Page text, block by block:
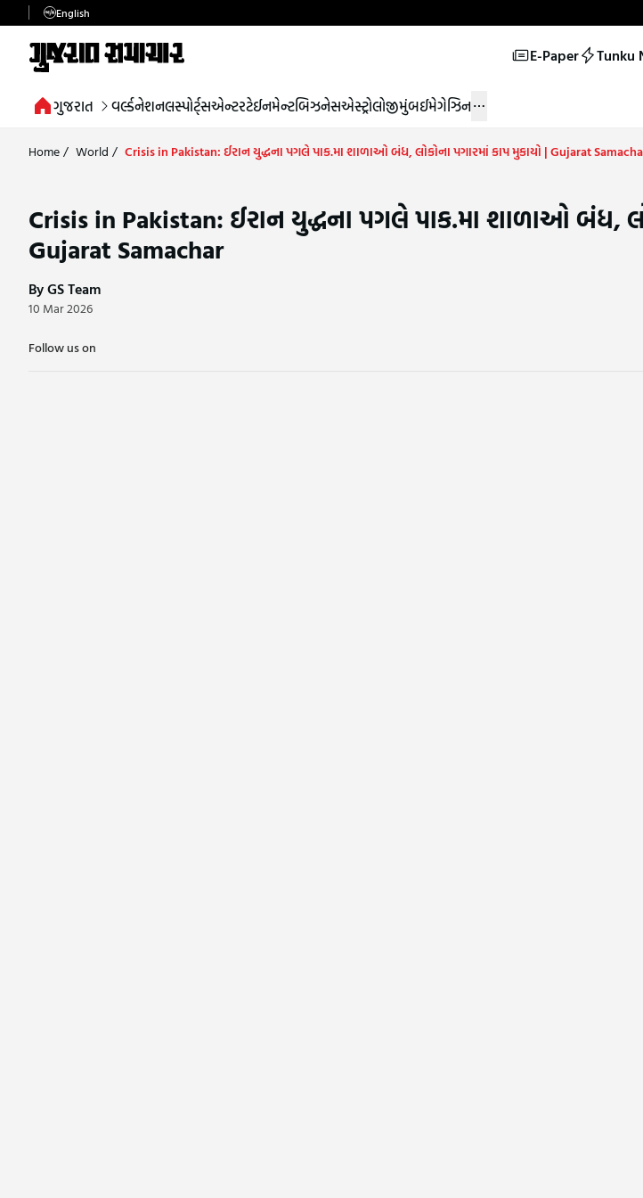
English
E-Paper Tunku
ગુજરાત વર્લ્ડનેશનલસ્પોર્ટ્સએન્ટરટેઈનમેન્ટબિઝનેસએસ્ટ્રોલોજીમુંબઈમેગેઝિન
Home/ World / Crisis in Pakistan: ઈરાન યુદ્ધના પગલે પાક.મા શાળાઓ બંધ, લોકોના પગારમાં કાપ મુકાયો | Gujarat
Crisis in Pakistan: ઈરાન યુદ્ધના પગલે પાક.મા શાળાઓ બંધ,
Gujarat Samachar
By GS Team
10 Mar 2026
Follow us on